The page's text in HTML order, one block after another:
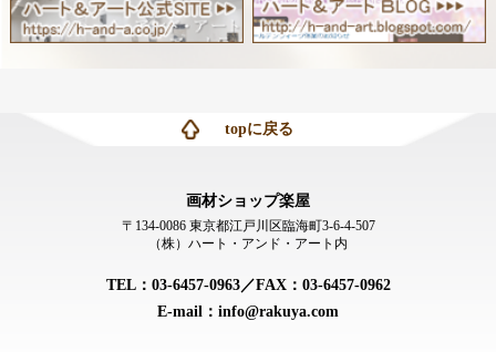
topに戻る
画材ショップ楽屋
〒134-0086 東京都江戸川区臨海町3-6-4-507
（株）ハート・アンド・アート内
TEL：03-6457-0963／FAX：03-6457-0962
E-mail：info@rakuya.com